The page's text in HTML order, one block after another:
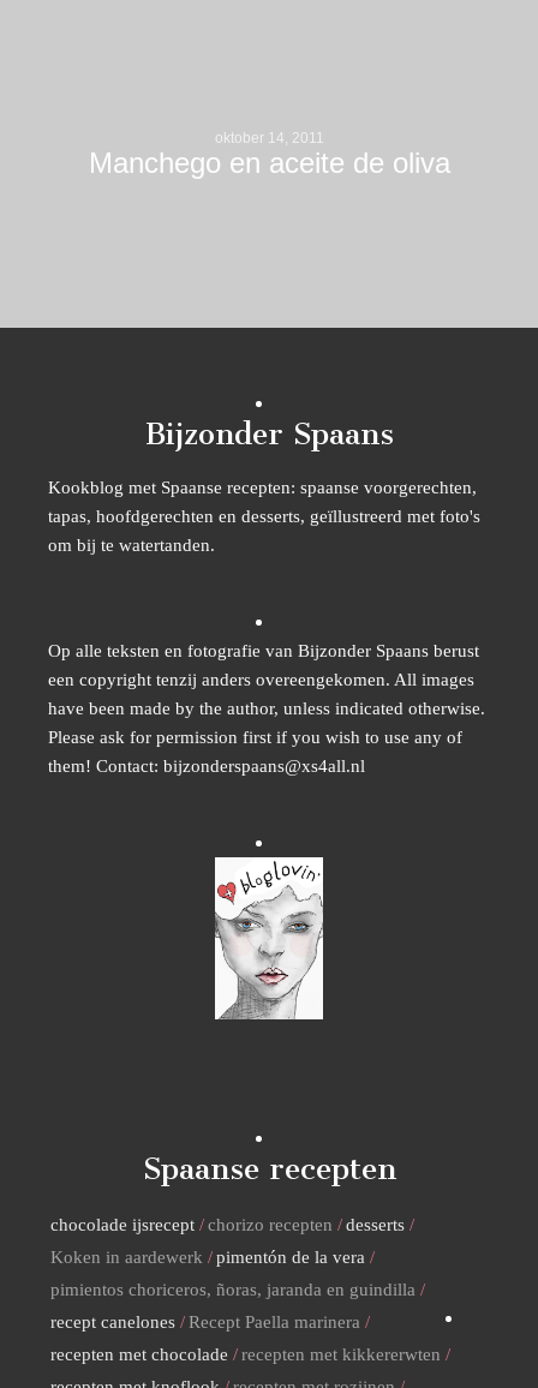
oktober 14, 2011
Manchego en aceite de oliva
Bijzonder Spaans
Kookblog met Spaanse recepten: spaanse voorgerechten,
tapas, hoofdgerechten en desserts, geïllustreerd met foto's
om bij te watertanden.
Op alle teksten en fotografie van Bijzonder Spaans berust
een copyright tenzij anders overeengekomen. All images
have been made by the author, unless indicated otherwise.
Please ask for permission first if you wish to use any of
them! Contact: bijzonderspaans@xs4all.nl
Spaanse recepten
chocolade ijsrecept chorizo recepten
desserts
Koken in aardewerk
pimentón de la vera
pimientos choriceros, ñoras, jaranda en guindilla
recept canelones
Recept Paella marinera
recepten met chocolade
recepten met kikkererwten